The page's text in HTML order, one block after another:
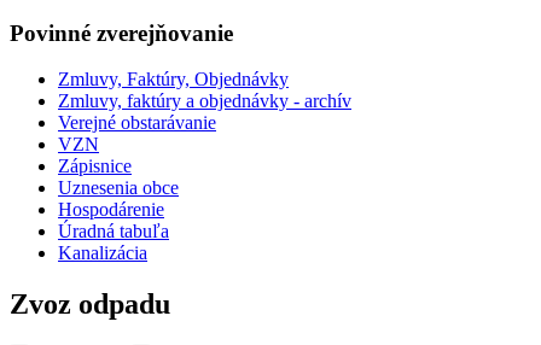
Povinné zverejňovanie
Zmluvy, Faktúry, Objednávky
Zmluvy, faktúry a objednávky - archív
Verejné obstarávanie
VZN
Zápisnice
Uznesenia obce
Hospodárenie
Úradná tabuľa
Kanalizácia
Zvoz odpadu